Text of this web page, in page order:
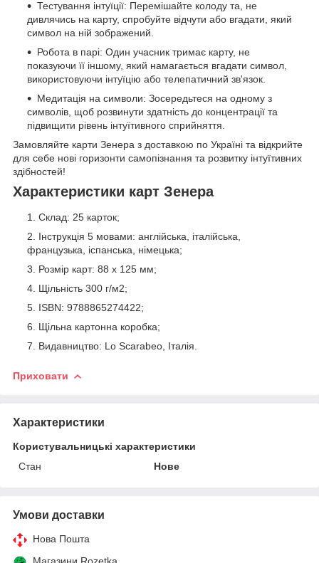
Тестування інтуїції: Перемішайте колоду та, не
дивлячись на карту, спробуйте відчути або вгадати, який
символ на ній зображений.
Робота в парі: Один учасник тримає карту, не
показуючи її іншому, який намагається вгадати символ,
використовуючи інтуїцію або телепатичний зв'язок.
Медитація на символи: Зосередьтеся на одному з
символів, щоб розвинути здатність до концентрації та
підвищити рівень інтуїтивного сприйняття.
Замовляйте карти Зенера з доставкою по Україні та відкрийте
для себе нові горизонти самопізнання та розвитку інтуїтивних
здібностей!
Характеристики карт Зенера
Склад: 25 карток;
Інструкція 5 мовами: англійська, італійська,
французька, іспанська, німецька;
Розмір карт: 88 х 125 мм;
Щільність 300 г/м2;
ISBN: 9788865274422;
Щільна картонна коробка;
Видавництво: Lo Scarabeo, Італія.
Приховати
Характеристики
Користувальницькі характеристики
Стан
Нове
Умови доставки
Нова Пошта
Магазини Rozetka